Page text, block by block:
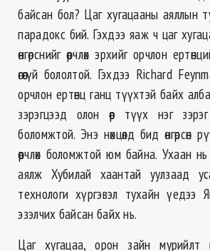
байсан бол? Цаг хугацааны аяллын
парадокс бий. Гэхдээ яаж ч цаг
өнгөрснийг өөрчлөх эрхийг орчлон
өгөөгүй бололтой. Гэхдээ Richard
орчлон ертөнц ганц түүхтэй байх
зэрэгцээд олон өөр түүх нэг
боломжтой. Энэ нөхцөлд бид өнгөрсөн
өөрчлөх боломжтой юм байна. Ухаан
аялж Хубилай хаантай уулзаад
технологи хүргэвэл тухайн үедээ
эзэлчих байсан байх нь.
Цаг хугацаа, орон зайн мурийлт